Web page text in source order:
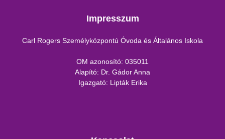
Impresszum
Carl Rogers Személyközpontú Óvoda és Általános Iskola
OM azonosító: 035011
Alapító: Dr. Gádor Anna
Igazgató: Lipták Erika